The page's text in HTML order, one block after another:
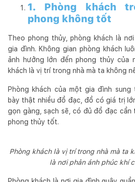
1. Phòng khách
phong không tốt
Theo phong thủy, phòng khách là
gia đình. Không gian phòng khách
ảnh hưởng lớn đến phong thủy của
khách là vị trí trong nhà mà ta không
Phòng khách của một gia đình
bày thật nhiều đồ đạc, đồ có giá trị
gọn gàng, sạch sẽ, có đủ đồ đạc
phong thủy tốt.
Phòng khách là vị trí trong nhà mà ta
là nơi phản ánh phúc khí